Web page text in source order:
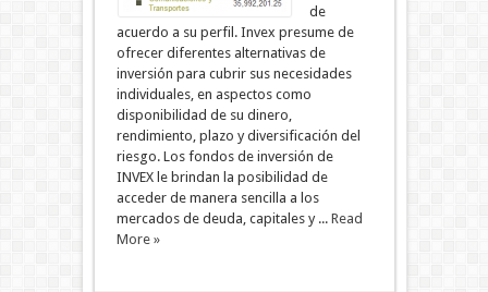
de
acuerdo a su perfil. Invex presume de
ofrecer diferentes alternativas de
inversión para cubrir sus necesidades
individuales, en aspectos como
disponibilidad de su dinero,
rendimiento, plazo y diversificación del
riesgo. Los fondos de inversión de
INVEX le brindan la posibilidad de
acceder de manera sencilla a los
mercados de deuda, capitales y ... Read
More »